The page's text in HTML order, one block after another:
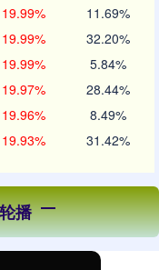
19.99% 11.69%
19.99% 32.20%
19.99% 5.84%
19.97% 28.44%
19.96% 8.49%
19.93% 31.42%
播